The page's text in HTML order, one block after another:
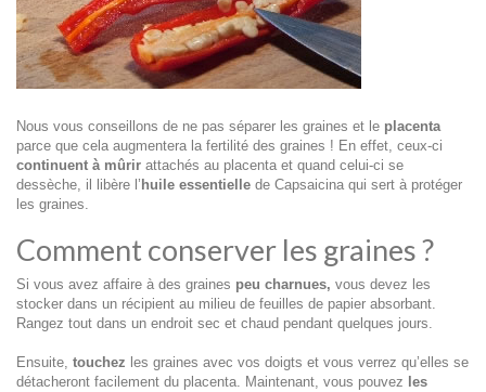
Nous vous conseillons de ne pas séparer les graines et le placenta
parce que cela augmentera la fertilité des graines ! En effet, ceux-ci
continuent à mûrir attachés au placenta et quand celui-ci se
dessèche, il libère l’ huile essentielle de Capsaicina qui sert à protéger
les graines.
Comment conserver les graines ?
Si vous avez affaire à des graines peu charnues, vous devez les
stocker dans un récipient au milieu de feuilles de papier absorbant.
Rangez tout dans un endroit sec et chaud pendant quelques jours.
Ensuite, touchez les graines avec vos doigts et vous verrez qu’elles se
détacheront facilement du placenta. Maintenant, vous pouvez les